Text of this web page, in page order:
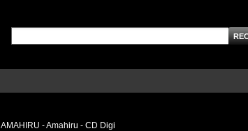
AMAHIRU - Amahiru - CD Digi